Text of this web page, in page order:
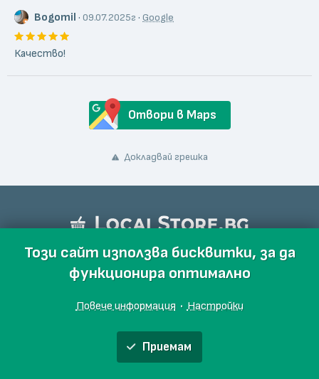
Bogomil · 09.07.2025г · Google
Качество!
Отвори в Maps
Докладвай грешка
Този сайт използва бисквитки, за да
функционира оптимално
Повече информация · Настройки
Приемам